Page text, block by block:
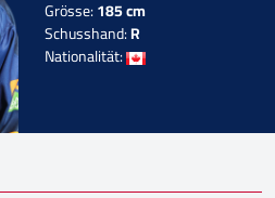
Grösse:185 cm
Schusshand:R
Nationalität: